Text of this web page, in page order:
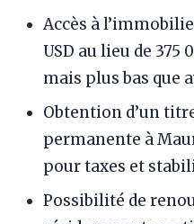
Accès à
USD au lieu de 375
mais plus bas que
Obtention d’un
permanente à
pour taxes et
Possibilité de